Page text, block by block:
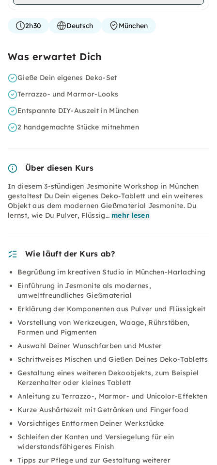
2h30 Deutsch München
Was erwartet Dich
Gieße Dein eigenes Deko-Set
Terrazzo- und Marmor-Looks
Entspannte DIY-Auszeit in München
2 handgemachte Stücke mitnehmen
Über diesen Kurs
In diesem 3-stündigen Jesmonite Workshop in München
gestaltest Du Dein eigenes Deko-Tablett und ein weiteres
Objekt aus dem modernen Gießmaterial Jesmonite. Du
lernst, wie Du Pulver, Flüssig… mehr lesen
Wie läuft der Kurs ab?
Begrüßung im kreativen Studio in München-Harlaching
Einführung in Jesmonite als modernes,
umweltfreundliches Gießmaterial
Erklärung der Komponenten aus Pulver und Flüssigkeit
Vorstellung von Werkzeugen, Waage, Rührstäben,
Formen und Pigmenten
Auswahl Deiner Wunschfarben und Muster
Schrittweises Mischen und Gießen Deines Deko-Tabletts
Gestaltung eines weiteren Dekoobjekts, zum Beispiel
Kerzenhalter oder kleines Tablett
Anleitung zu Terrazzo-, Marmor- und Unicolor-Effekten
Kurze Aushärtezeit mit Getränken und Fingerfood
Vorsichtiges Entformen Deiner Werkstücke
Schleifen der Kanten und Versiegelung für ein
widerstandsfähigeres Finish
Tipps zur Pflege und zur Gestaltung weiterer